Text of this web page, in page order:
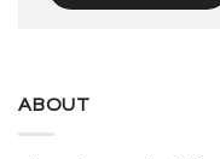
ABOUT